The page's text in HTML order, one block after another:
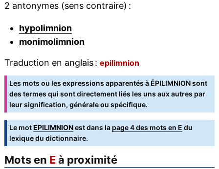
2 antonymes (sens contraire) :
hypolimnion
monimolimnion
Traduction en anglais : epilimnion
Les mots ou les expressions apparentés à ÉPILIMNION sont
des termes qui sont directement liés les uns aux autres par
leur signification, générale ou spécifique.
Le motEPILIMNIONest dans la page 4 des mots en E du
lexique du dictionnaire.
Mots en Eà proximité